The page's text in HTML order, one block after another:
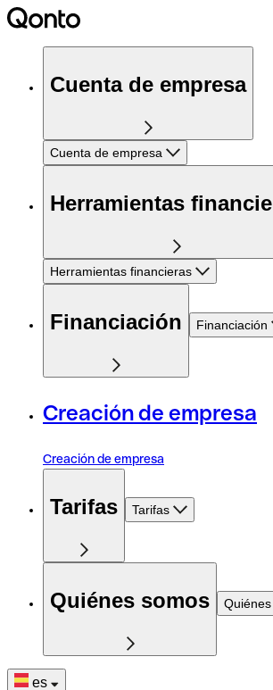
Cuenta de empresa
Cuenta de empresa
Herramientas
Herramientas financieras
Financiación Financiación
Creación de empresa
Creación de empresa
Tarifas Tarifas
Quiénes somos
es